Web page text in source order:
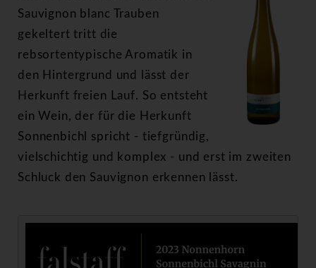
Sauvignon blanc Trauben
gekeltert tritt die
rebsortentypische Aromatik in
den Hintergrund und lässt der
Herkunft freien Lauf. So entsteht
ein Wein, der für die Herkunft
Sonnenbichl spricht - tiefgründig,
vielschichtig und komplex - und erst im zweiten
Schluck den Sauvignon erkennen lässt.